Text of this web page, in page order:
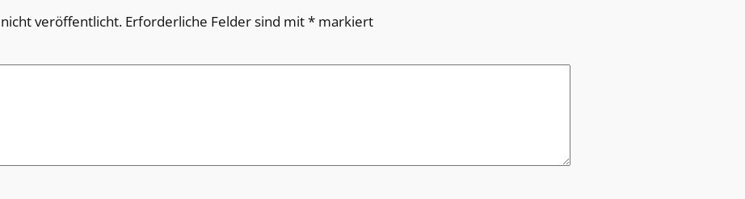
veröffentlicht. Erforderliche Felder sind mit* markiert